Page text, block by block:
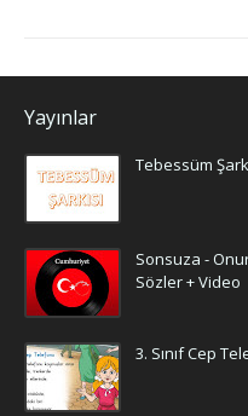
Yayınlar
Tebessüm
Sonsuza -
Sözler + Video
3. Sınıf Cep